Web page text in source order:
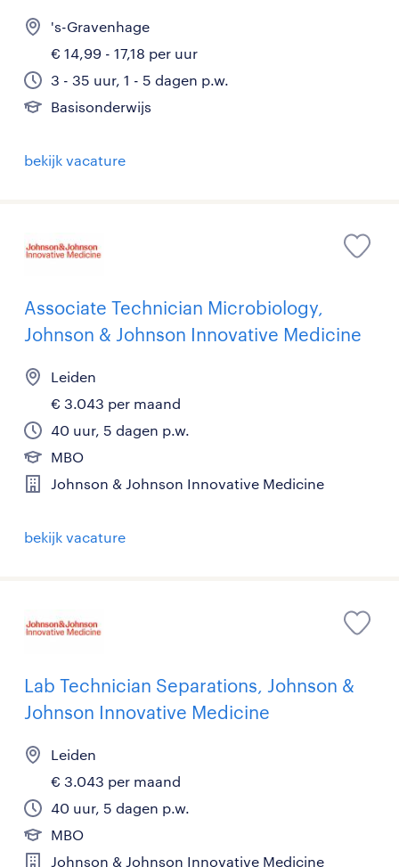
's-Gravenhage
€ 14,99 - 17,18 per uur
3 - 35 uur, 1 - 5 dagen p.w.
Basisonderwijs
bekijk vacature
Associate Technician Microbiology,
Johnson & Johnson Innovative Medicine
Leiden
€ 3.043 per maand
40 uur, 5 dagen p.w.
MBO
Johnson & Johnson Innovative Medicine
bekijk vacature
Lab Technician Separations, Johnson &
Johnson Innovative Medicine
Leiden
€ 3.043 per maand
40 uur, 5 dagen p.w.
MBO
Johnson & Johnson Innovative Medicine